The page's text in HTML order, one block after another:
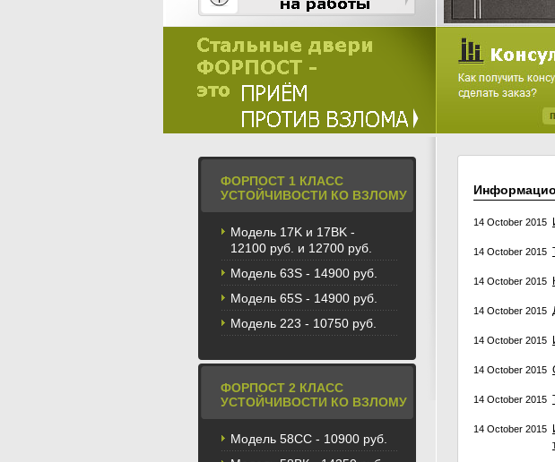
ФОРПОСТ 1 КЛАСС
УСТОЙЧИВОСТИ КО ВЗЛОМУ
Модель 17K и 17BK -
12100 руб. и 12700 руб.
Модель 63S - 14900 руб.
Модель 65S - 14900 руб.
Модель 223 - 10750 руб.
ФОРПОСТ 2 КЛАСС
УСТОЙЧИВОСТИ КО ВЗЛОМУ
Модель 58CС - 10900 руб.
14 October 2015
14 October 2015
14 October 2015
14 October 2015
14 October 2015
14 October 2015
14 October 2015
14 October 2015